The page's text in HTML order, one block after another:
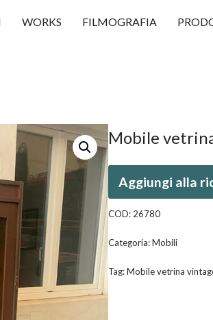
WORKS FILMOGRAFIA
Mobile
Aggiungi alla
COD: 26780
Categoria:Mobili
Tag:Mobile vetrina